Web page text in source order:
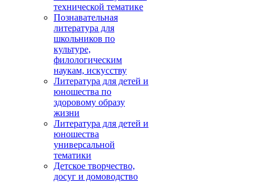
технической тематике
Познавательная
литература для
школьников по
культуре,
филологическим
наукам, искусству
Литература для детей и
юношества по
здоровому образу
жизни
Литература для детей и
юношества
универсальной
тематики
Детское творчество,
досуг и домоводство